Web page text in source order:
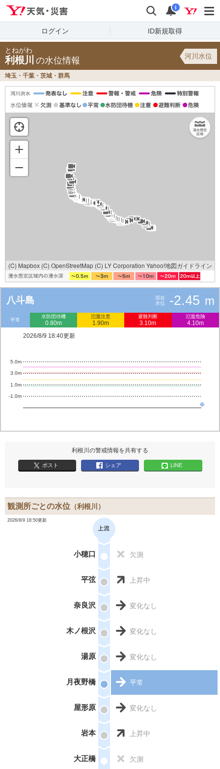
検索 通知
i
ログイン ID新規取得
とねがわ
利根川 の水位情報 河川水位
埼玉・千葉・茨城・群馬
(C) Mapbox (C) OpenStreetMap (C) LY Corporation Yahoo!地図ガイドライン
八斗島
現在
水位
-2.45 m
平常
水防団待機
0.80m
氾濫注意
1.90m
避難判断
3.10m
氾濫危険
4.10m
2026/8/9 18:40更新
-1.0m
1.0m
3.0m
5.0m
利根川の警戒情報を共有する
ポスト シェア LINE
観測所ごとの水位 （利根川）
2026/8/9 18:50更新
小穂口 欠測
平弦 上昇中
奈良沢 変化なし
木ノ根沢 変化なし
湯原 変化なし
月夜野橋 平常
屋形原 変化なし
岩本 上昇中
大正橋 欠測